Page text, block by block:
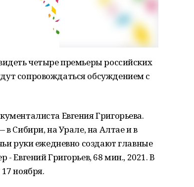
четыре премьеры российских
сопровождаться обсуждением с
Евгения Григорьева.
Сибири, на Урале, на Алтае и в
руки ежедневно создают главные
Евгений Григорьев, 68 мин., 2021. В
ноября.